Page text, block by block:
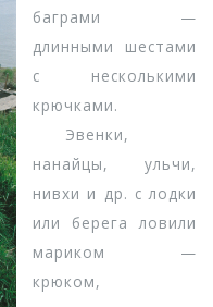
баграми —
длинными шестами
с несколькими
крючками.
Эвенки,
нанайцы, ульчи,
нивхи и др. с лодки
или берега ловили
мариком —
крюком,